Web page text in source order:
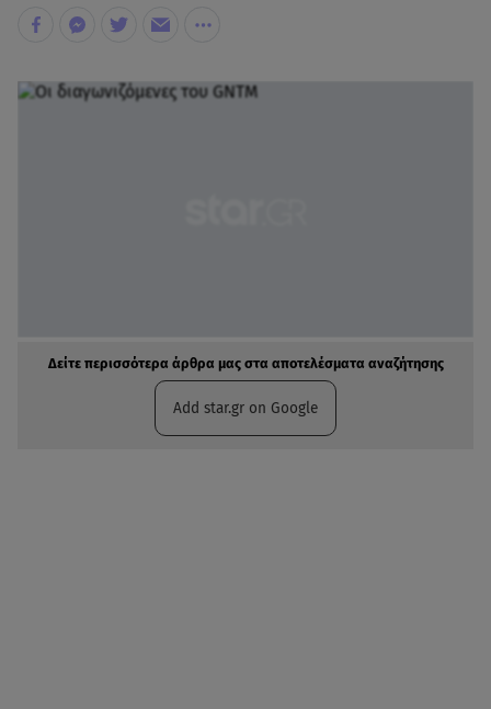
Δείτε περισσότερα άρθρα μας στα αποτελέσματα αναζήτησης
Add star.gr on Google